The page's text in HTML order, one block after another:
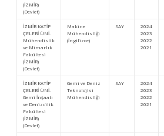
(İZMİR)
(Devlet)
İZMİR KATİP
ÇELEBİ ÜNİ.
Mühendislik
ve Mimarlık
Fakültesi
(İZMİR)
(Devlet)
Makine
Mühendisliği
(İngilizce)
SAY
2024
2023
2022
2021
İZMİR KATİP
ÇELEBİ ÜNİ.
Gemi İnşaatı
ve Denizcilik
Fakültesi
(İZMİR)
(Devlet)
Gemi ve Deniz
Teknolojisi
Mühendisliği
SAY
2024
2023
2022
2021